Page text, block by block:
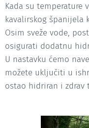
Kada su temperature
kavalirskog španijela
Osim sveže vode,
osigurati dodatnu
U nastavku ćemo
možete uključiti u
ostao hidriran i